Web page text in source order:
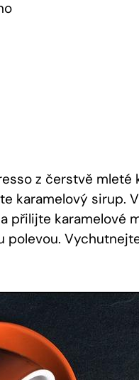
z čerstvě mleté
karamelový sirup.
přilijte karamelové
polevou.